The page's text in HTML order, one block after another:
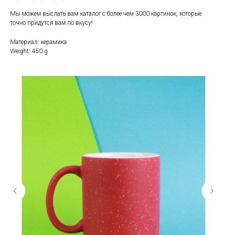
Мы можем выслать вам каталог с более чем 3000 картинок, которые
точно придутся вам по вкусу!
Материал: керамика
Weight: 450 g